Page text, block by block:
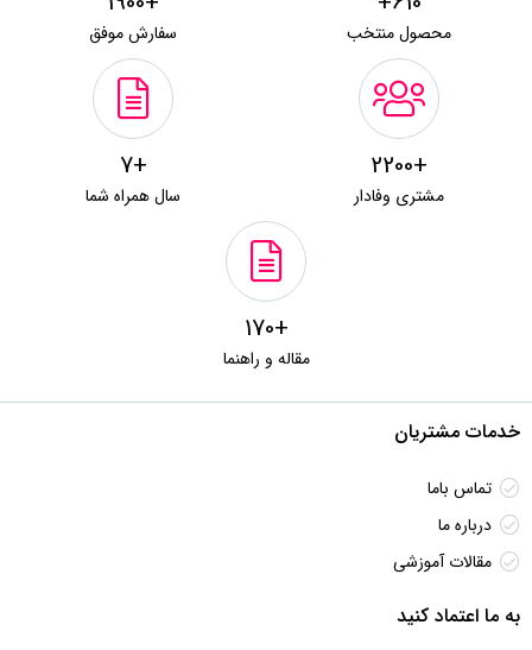
محصول منتخب سفارش موفق
+2200
مشتری وفادار
+7
سال همراه شما
+170
مقاله و راهنما
خدمات مشتریان
تماس باما
درباره ما
مقالات آموزشی
به ما اعتماد کنید